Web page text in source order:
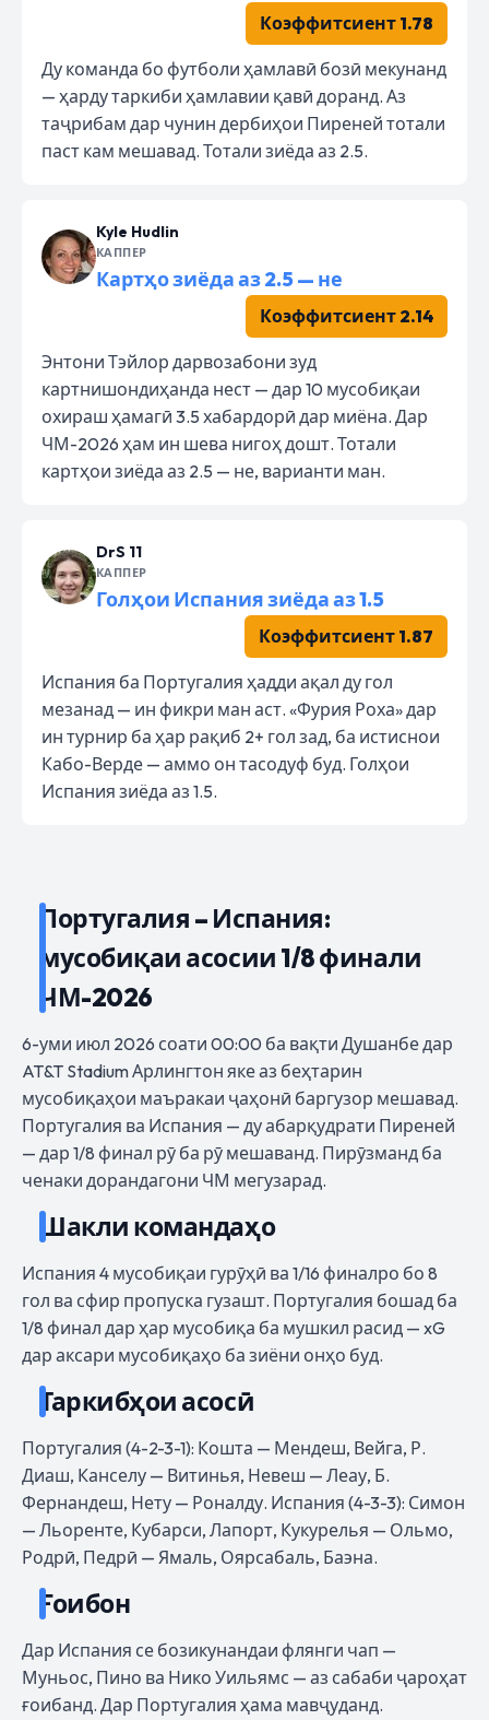
Коэффитсиент 1.78
Ду команда бо футболи ҳамлавӣ бозӣ мекунанд
— ҳарду таркиби ҳамлавии қавӣ доранд. Аз
таҷрибам дар чунин дербиҳои Пиреней тотали
паст кам мешавад. Тотали зиёда аз 2.5.
Kyle Hudlin
КАППЕР
Картҳо зиёда аз 2.5 — не
Коэффитсиент 2.14
Энтони Тэйлор дарвозабони зуд
картнишондиҳанда нест — дар 10 мусобиқаи
охираш ҳамагӣ 3.5 хабардорӣ дар миёна. Дар
ЧМ-2026 ҳам ин шева нигоҳ дошт. Тотали
картҳои зиёда аз 2.5 — не, варианти ман.
DrS 11
КАППЕР
Голҳои Испания зиёда аз 1.5
Коэффитсиент 1.87
Испания ба Португалия ҳадди ақал ду гол
мезанад — ин фикри ман аст. «Фурия Роха» дар
ин турнир ба ҳар рақиб 2+ гол зад, ба истиснои
Кабо-Верде — аммо он тасодуф буд. Голҳои
Испания зиёда аз 1.5.
Португалия – Испания:
мусобиқаи асосии 1/8 финали
ЧМ-2026
6-уми июл 2026 соати 00:00 ба вақти Душанбе дар
AT&T Stadium Арлингтон яке аз беҳтарин
мусобиқаҳои маъракаи ҷаҳонӣ баргузор мешавад.
Португалия ва Испания — ду абарқудрати Пиреней
— дар 1/8 финал рӯ ба рӯ мешаванд. Пирӯзманд ба
ченаки дорандагони ЧМ мегузарад.
Шакли командаҳо
Испания 4 мусобиқаи гурӯҳӣ ва 1/16 финалро бо 8
гол ва сфир пропуска гузашт. Португалия бошад ба
1/8 финал дар ҳар мусобиқа ба мушкил расид — xG
дар аксари мусобиқаҳо ба зиёни онҳо буд.
Таркибҳои асосӣ
Португалия (4-2-3-1): Кошта — Мендеш, Вейга, Р.
Диаш, Канселу — Витинья, Невеш — Леау, Б.
Фернандеш, Нету — Роналду. Испания (4-3-3): Симон
— Льоренте, Кубарси, Лапорт, Кукурелья — Ольмо,
Родрӣ, Педрӣ — Ямаль, Оярсабаль, Баэна.
Ғоибон
Дар Испания се бозикунандаи флянги чап —
Муньос, Пино ва Нико Уильямс — аз сабаби ҷароҳат
ғоибанд. Дар Португалия ҳама мавҷуданд.